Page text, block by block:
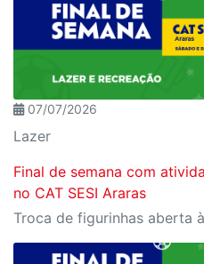
07/07/2026
Lazer
Final de semana com
no CAT SESI Araras